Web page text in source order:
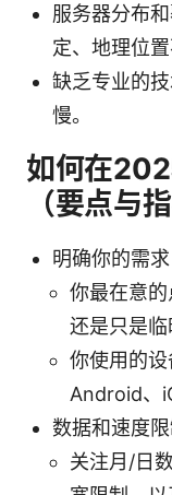
服务器分布
定、地理位
缺乏专业的
慢。
如何在
（要点与指
明确你的需求
你最在意的
还是只是临
你使用的
Android、
数据和速度限
关注月/日